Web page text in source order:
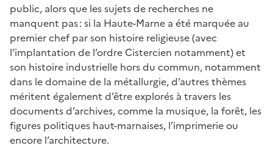
public, alors que les sujets de recherches ne
manquent pas : si la Haute-Marne a été marquée au
premier chef par son histoire religieuse (avec
l’implantation de l’ordre Cistercien notamment) et
son histoire industrielle hors du commun, notamment
dans le domaine de la métallurgie, d’autres thèmes
méritent également d’être explorés à travers les
documents d’archives, comme la musique, la forêt, les
figures politiques haut-marnaises, l’imprimerie ou
encore l’architecture.